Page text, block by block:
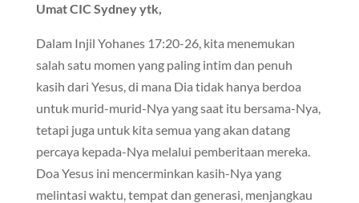
Umat CIC Sydney ytk,
Dalam Injil Yohanes 17:20-26, kita menemukan
salah satu momen yang paling intim dan penuh
kasih dari Yesus, di mana Dia tidak hanya berdoa
untuk murid-murid-Nya yang saat itu bersama-Nya,
tetapi juga untuk kita semua yang akan datang
percaya kepada-Nya melalui pemberitaan mereka.
Doa Yesus ini mencerminkan kasih-Nya yang
melintasi waktu, tempat dan generasi, menjangkau